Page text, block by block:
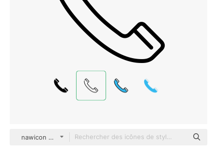
nawicon Detailed Outline